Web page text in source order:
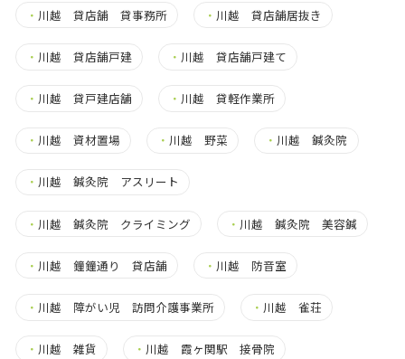
・ 川越 貸店舗 貸事務所 ・ 川越 貸店舗居抜き
・ 川越 貸店舗戸建 ・ 川越 貸店舗戸建て
・ 川越 貸戸建店舗 ・ 川越 貸軽作業所
・ 川越 資材置場 ・ 川越 野菜 ・ 川越 鍼灸院
・ 川越 鍼灸院 アスリート
・ 川越 鍼灸院 クライミング ・ 川越 鍼灸院 美容鍼
・ 川越 鐘鐘通り 貸店舗 ・ 川越 防音室
・ 川越 障がい児 訪問介護事業所 ・ 川越 雀荘
・ 川越 雑貨 ・ 川越 霞ヶ関駅 接骨院